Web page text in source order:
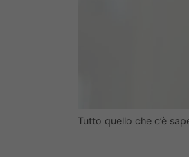
Tutto quello che c’è